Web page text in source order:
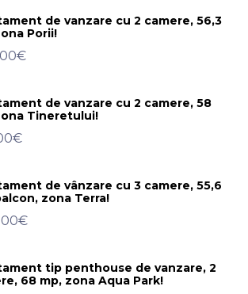
de vanzare cu 2 camere, 56,3
Porii!
de vanzare cu 2 camere, 58
Tineretului!
de vânzare cu 3 camere, 55,6
zona Terra!
tip penthouse de vanzare, 2
68 mp, zona Aqua Park!